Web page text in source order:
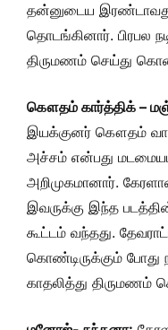
தன்னுடைய
தொடங்கினார். பிரபல
திருமணம் செய்து
கௌதம் கார்த்திக் –
இயக்குனர் கௌதம்
அச்சம் என்பது
அறிமுகமானார்.
இவருக்கு இந்த
கூட்டம் வந்தது.
கொண்டிருக்கும்
காதலித்து திருமணம்